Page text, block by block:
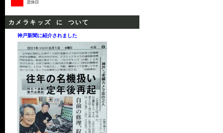
定休日
カメラキッズ に ついて
神戸新聞に紹介されました